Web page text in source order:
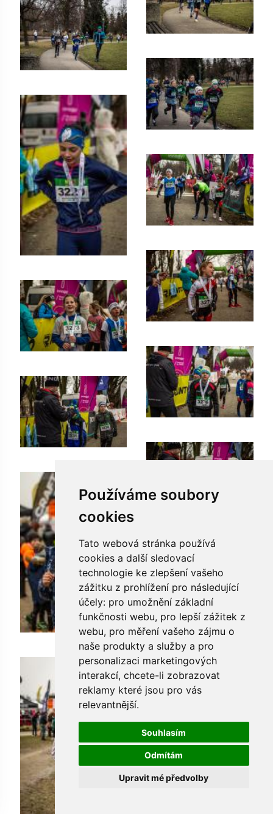
Používáme soubory
cookies
Tato webová stránka používá
cookies a další sledovací
technologie ke zlepšení vašeho
zážitku z prohlížení pro následující
účely: pro umožnění základní
funkčnosti webu, pro lepší zážitek z
webu, pro měření vašeho zájmu o
naše produkty a služby a pro
personalizaci marketingových
interakcí, chcete-li zobrazovat
reklamy které jsou pro vás
relevantnější.
Souhlasím
Odmítám
Upravit mé předvolby